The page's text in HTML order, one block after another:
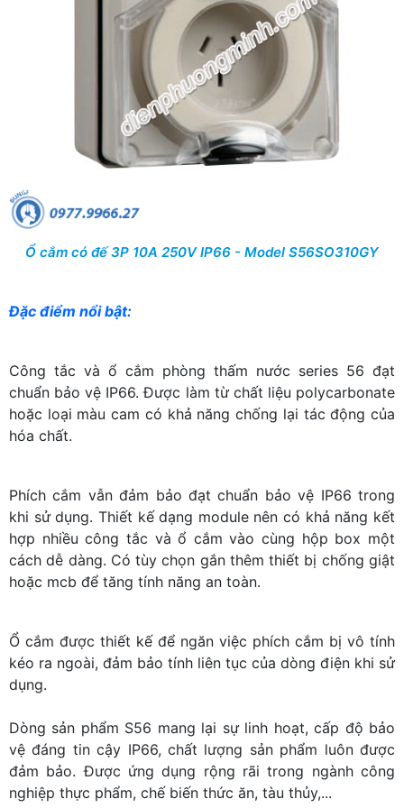
Ổ cắm có đế 3P 10A 250V IP66 - Model S56SO310GY
Đặc điểm nổi bật:
Công tắc và ổ cắm phòng thấm nước series 56 đạt
chuẩn bảo vệ IP66. Được làm từ chất liệu polycarbonate
hoặc loại màu cam có khả năng chống lại tác động của
hóa chất.
Phích cắm vẫn đảm bảo đạt chuẩn bảo vệ IP66 trong
khi sử dụng. Thiết kế dạng module nên có khả năng kết
hợp nhiều công tắc và ổ cắm vào cùng hộp box một
cách dễ dàng. Có tùy chọn gắn thêm thiết bị chống giật
hoặc mcb để tăng tính năng an toàn.
Ổ cắm được thiết kế để ngăn việc phích cắm bị vô tính
kéo ra ngoài, đảm bảo tính liên tục của dòng điện khi sử
dụng.
Dòng sản phẩm S56 mang lại sự linh hoạt, cấp độ bảo
vệ đáng tin cậy IP66, chất lượng sản phẩm luôn được
đảm bảo. Được ứng dụng rộng rãi trong ngành công
nghiệp thực phẩm, chế biến thức ăn, tàu thủy,...